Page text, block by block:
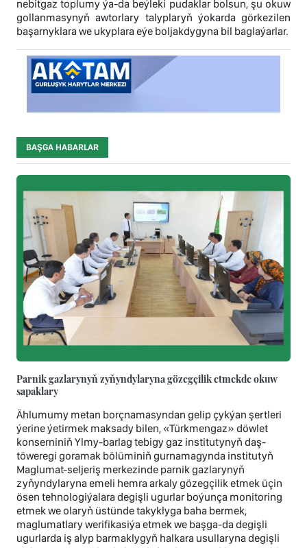
nebitgaz toplumy ýa-da beýleki pudaklar bolsun, şu okuw
gollanmasynyň awtorlary talyplaryň ýokarda görkezilen
başarnyklara we ukyplara eýe boljakdygyna bil baglaýarlar.
BAŞGA HABARLAR
Parnik gazlarynyň zyňyndylaryna gözegçilik etmekde okuw
sapaklary
Ählumumy metan borçnamasyndan gelip çykýan şertleri
ýerine ýetirmek maksady bilen, «Türkmengaz» döwlet
konserniniň Ylmy-barlag tebigy gaz institutynyň daş-
töweregi goramak bölüminiň gurnamagynda institutyň
Maglumat-seljeriş merkezinde parnik gazlarynyň
zyňyndylaryna emeli hemra arkaly gözegçilik etmek üçin
ösen tehnologiýalara degişli ugurlar boýunça monitoring
etmek we olaryň üstünde takyklyga baha bermek,
maglumatlary werifikasiýa etmek we başga-da degişli
ugurlarda iş alyp barmaklygyň halkara usullaryna degişli